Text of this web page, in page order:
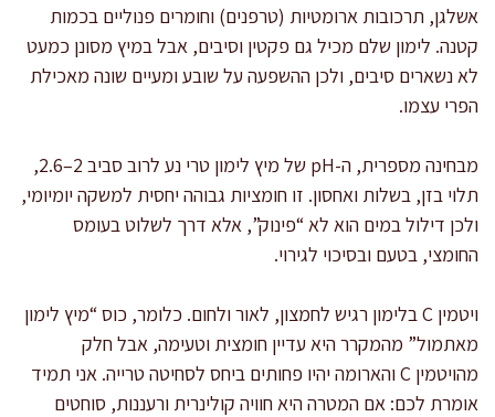
אשלגן, תרכובות ארומטיות (טרפנים) וחומרים פנוליים בכמות
קטנה. לימון שלם מכיל גם פקטין וסיבים, אבל במיץ מסונן כמעט
לא נשארים סיבים, ולכן ההשפעה על שובע ומעיים שונה מאכילת
הפרי עצמו.
מבחינה מספרית, ה-pH של מיץ לימון טרי נע לרוב סביב 2–2.6,
תלוי בזן, בשלות ואחסון. זו חומציות גבוהה יחסית למשקה יומיומי,
ולכן דילול במים הוא לא “פינוק”, אלא דרך לשלוט בעומס
החומצי, בטעם ובסיכוי לגירוי.
ויטמין C בלימון רגיש לחמצון, לאור ולחום. כלומר, כוס “מיץ לימון
מאתמול” מהמקרר היא עדיין חומצית וטעימה, אבל חלק
מהויטמין C והארומה יהיו פחותים ביחס לסחיטה טרייה. אני תמיד
אומרת לכם: אם המטרה היא חוויה קולינרית ורעננות, סוחטים